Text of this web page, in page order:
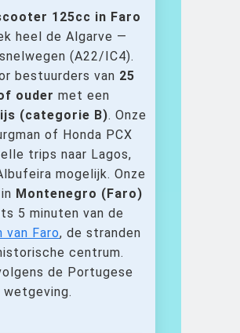
125cc in Faro
heel de Algarve —
(A22/IC4).
bestuurders van 25
ouder met een
(categorie B). Onze
of Honda PCX
trips naar Lagos,
mogelijk. Onze
Montenegro (Faro)
5 minuten van de
van Faro, de stranden
centrum.
de Portugese
wetgeving.